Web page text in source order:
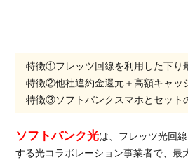
特徴①フレッツ回線を利用した下り
特徴②他社違約金還元＋高額キャッ
特徴③ソフトバンクスマホとセット
ソフトバンク光は、フレッツ光回
する光コラボレーション事業者で、最